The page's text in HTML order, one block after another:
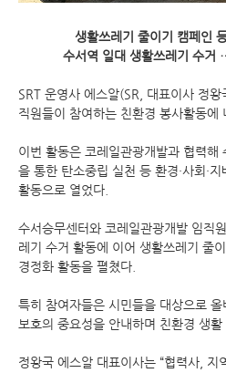
생활쓰레기 줄이기 캠페인
수서역 일대 생활쓰레기 수거
SRT 운영사 에스알(SR, 대표이사 정
직원들이 참여하는 친환경 봉사활동에
이번 활동은 코레일관광개발과 협력해
을 통한 탄소중립 실천 등 환경·사회·
활동으로 열었다.
수서승무센터와 코레일관광개발 임직
레기 수거 활동에 이어 생활쓰레기 줄
경정화 활동을 펼쳤다.
특히 참여자들은 시민들을 대상으로
보호의 중요성을 안내하며 친환경 생활
정왕국 에스알 대표이사는 “협력사, 지